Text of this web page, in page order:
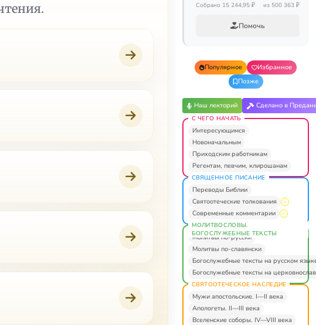
Собрано 15 244,95 ₽ из 500 363 ₽
Помочь
Популярное
Избранное
Позже
Наш лекторий Сделано в
С ЧЕГО НАЧАТЬ
Интересующимся
Новоначальным
Приходским работникам
Регентам, певчим, клирошанам
СВЯЩЕННОЕ ПИСАНИЕ
Переводы Библии
Святоотеческие толкования
Современные комментарии
МОЛИТВОСЛОВЫ.
БОГОСЛУЖЕБНЫЕ ТЕКСТЫ
Молитвы по-русски
Молитвы по-славянски
Богослужебные тексты на русском
Богослужебные тексты на
СВЯТООТЕЧЕСКОЕ НАСЛЕДИЕ
Мужи апостольские. I—II века
Апологеты. II—III века
Вселенские соборы. IV—VIII века